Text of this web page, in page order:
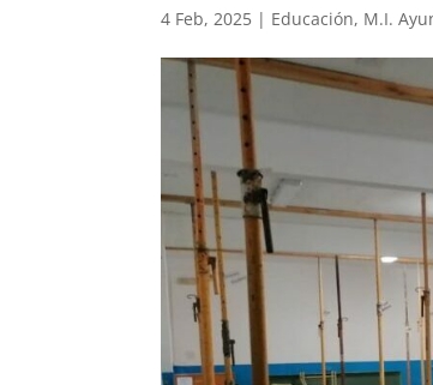
4 Feb, 2025 | Educación, M.I.